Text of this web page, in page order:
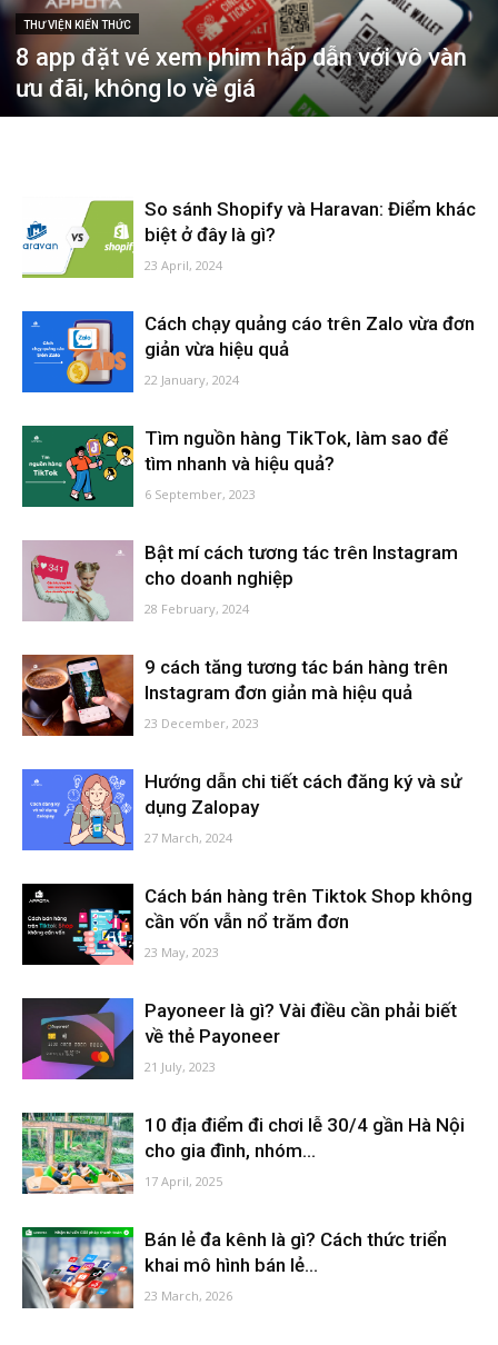
THƯ VIỆN KIẾN THỨC
8 app đặt vé xem phim hấp dẫn với vô vàn
ưu đãi, không lo về giá
So sánh Shopify và Haravan: Điểm khác
biệt ở đây là gì?
23 April, 2024
Cách chạy quảng cáo trên Zalo vừa đơn
giản vừa hiệu quả
22 January, 2024
Tìm nguồn hàng TikTok, làm sao để
tìm nhanh và hiệu quả?
6 September, 2023
Bật mí cách tương tác trên Instagram
cho doanh nghiệp
28 February, 2024
9 cách tăng tương tác bán hàng trên
Instagram đơn giản mà hiệu quả
23 December, 2023
Hướng dẫn chi tiết cách đăng ký và sử
dụng Zalopay
27 March, 2024
Cách bán hàng trên Tiktok Shop không
cần vốn vẫn nổ trăm đơn
23 May, 2023
Payoneer là gì? Vài điều cần phải biết
về thẻ Payoneer
21 July, 2023
10 địa điểm đi chơi lễ 30/4 gần Hà Nội
cho gia đình, nhóm...
17 April, 2025
Bán lẻ đa kênh là gì? Cách thức triển
khai mô hình bán lẻ...
23 March, 2026